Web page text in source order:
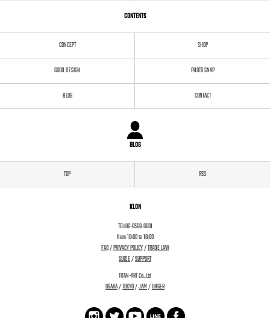
CONTENTS
CONCEPT SHOP
GOOD DESIGN PHOTO SNAP
BLOG CONTACT
BLOG
TOP RSS
KLON
TEL:06-6568-9601
from 10:00 to 18:00
FAQ/PRIVACY POLICY/TRADE LAW
GUIDE/SUPPORT
TITAN-ART Co.,Ltd
OSAKA/TOKYO/JAM/UNGER
facebook twitter instagram pinterest WEAR